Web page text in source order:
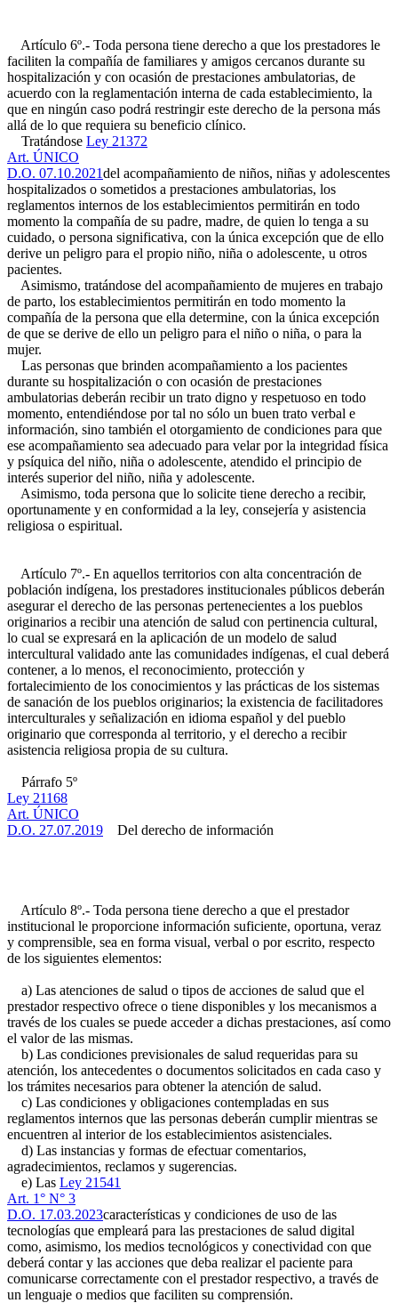
Artículo 6º.- Toda persona tiene derecho a que los prestadores le
faciliten la compañía de familiares y amigos cercanos durante su
hospitalización y con ocasión de prestaciones ambulatorias, de
acuerdo con la reglamentación interna de cada establecimiento, la
que en ningún caso podrá restringir este derecho de la persona más
allá de lo que requiera su beneficio clínico.
Tratándose Ley 21372
Art. ÚNICO
D.O. 07.10.2021del acompañamiento de niños, niñas y adolescentes
hospitalizados o sometidos a prestaciones ambulatorias, los
reglamentos internos de los establecimientos permitirán en todo
momento la compañía de su padre, madre, de quien lo tenga a su
cuidado, o persona significativa, con la única excepción que de ello
derive un peligro para el propio niño, niña o adolescente, u otros
pacientes.
Asimismo, tratándose del acompañamiento de mujeres en trabajo
de parto, los establecimientos permitirán en todo momento la
compañía de la persona que ella determine, con la única excepción
de que se derive de ello un peligro para el niño o niña, o para la
mujer.
Las personas que brinden acompañamiento a los pacientes
durante su hospitalización o con ocasión de prestaciones
ambulatorias deberán recibir un trato digno y respetuoso en todo
momento, entendiéndose por tal no sólo un buen trato verbal e
información, sino también el otorgamiento de condiciones para que
ese acompañamiento sea adecuado para velar por la integridad física
y psíquica del niño, niña o adolescente, atendido el principio de
interés superior del niño, niña y adolescente.
Asimismo, toda persona que lo solicite tiene derecho a recibir,
oportunamente y en conformidad a la ley, consejería y asistencia
religiosa o espiritual.
Artículo 7º.- En aquellos territorios con alta concentración de
población indígena, los prestadores institucionales públicos deberán
asegurar el derecho de las personas pertenecientes a los pueblos
originarios a recibir una atención de salud con pertinencia cultural,
lo cual se expresará en la aplicación de un modelo de salud
intercultural validado ante las comunidades indígenas, el cual deberá
contener, a lo menos, el reconocimiento, protección y
fortalecimiento de los conocimientos y las prácticas de los sistemas
de sanación de los pueblos originarios; la existencia de facilitadores
interculturales y señalización en idioma español y del pueblo
originario que corresponda al territorio, y el derecho a recibir
asistencia religiosa propia de su cultura.
Párrafo 5º
Ley 21168
Art. ÚNICO
D.O. 27.07.2019 Del derecho de información
Artículo 8º.- Toda persona tiene derecho a que el prestador
institucional le proporcione información suficiente, oportuna, veraz
y comprensible, sea en forma visual, verbal o por escrito, respecto
de los siguientes elementos:
a) Las atenciones de salud o tipos de acciones de salud que el
prestador respectivo ofrece o tiene disponibles y los mecanismos a
través de los cuales se puede acceder a dichas prestaciones, así como
el valor de las mismas.
b) Las condiciones previsionales de salud requeridas para su
atención, los antecedentes o documentos solicitados en cada caso y
los trámites necesarios para obtener la atención de salud.
c) Las condiciones y obligaciones contempladas en sus
reglamentos internos que las personas deberán cumplir mientras se
encuentren al interior de los establecimientos asistenciales.
d) Las instancias y formas de efectuar comentarios,
agradecimientos, reclamos y sugerencias.
e) Las Ley 21541
Art. 1° N° 3
D.O. 17.03.2023características y condiciones de uso de las
tecnologías que empleará para las prestaciones de salud digital
como, asimismo, los medios tecnológicos y conectividad con que
deberá contar y las acciones que deba realizar el paciente para
comunicarse correctamente con el prestador respectivo, a través de
un lenguaje o medios que faciliten su comprensión.